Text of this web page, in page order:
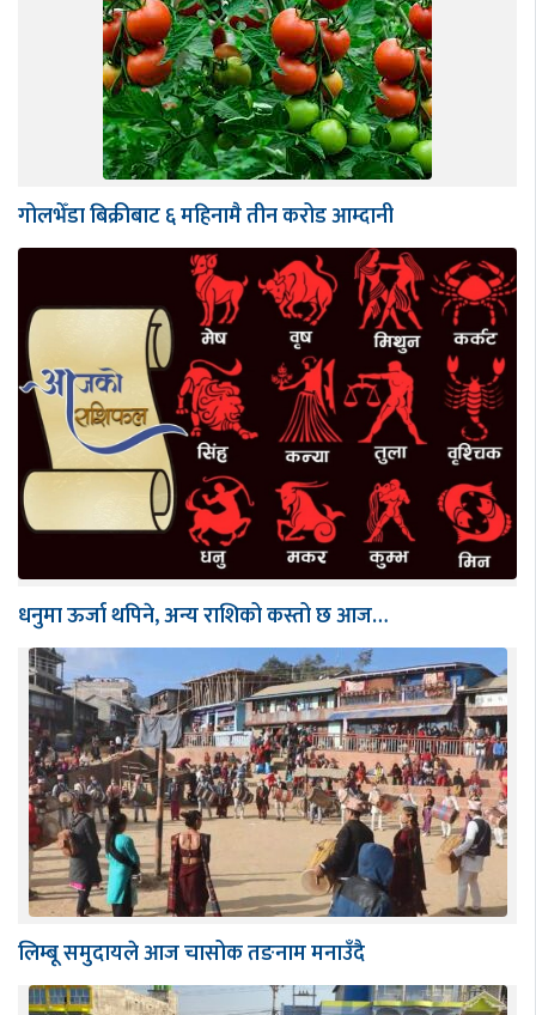
गोलभेँडा बिक्रीबाट ६ महिनामै तीन करोड आम्दानी
धनुमा ऊर्जा थपिने, अन्य राशिको कस्तो छ आज…
लिम्बू समुदायले आज चासोक तङनाम मनाउँदै